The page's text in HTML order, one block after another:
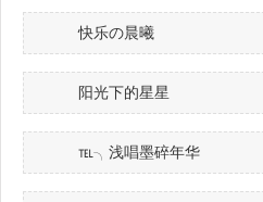
快乐の晨曦
阳光下的星星
℡╮浅唱墨碎年华